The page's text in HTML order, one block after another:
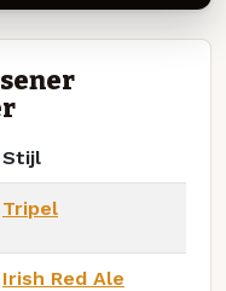
Stijl
Tripel
Irish Red Ale